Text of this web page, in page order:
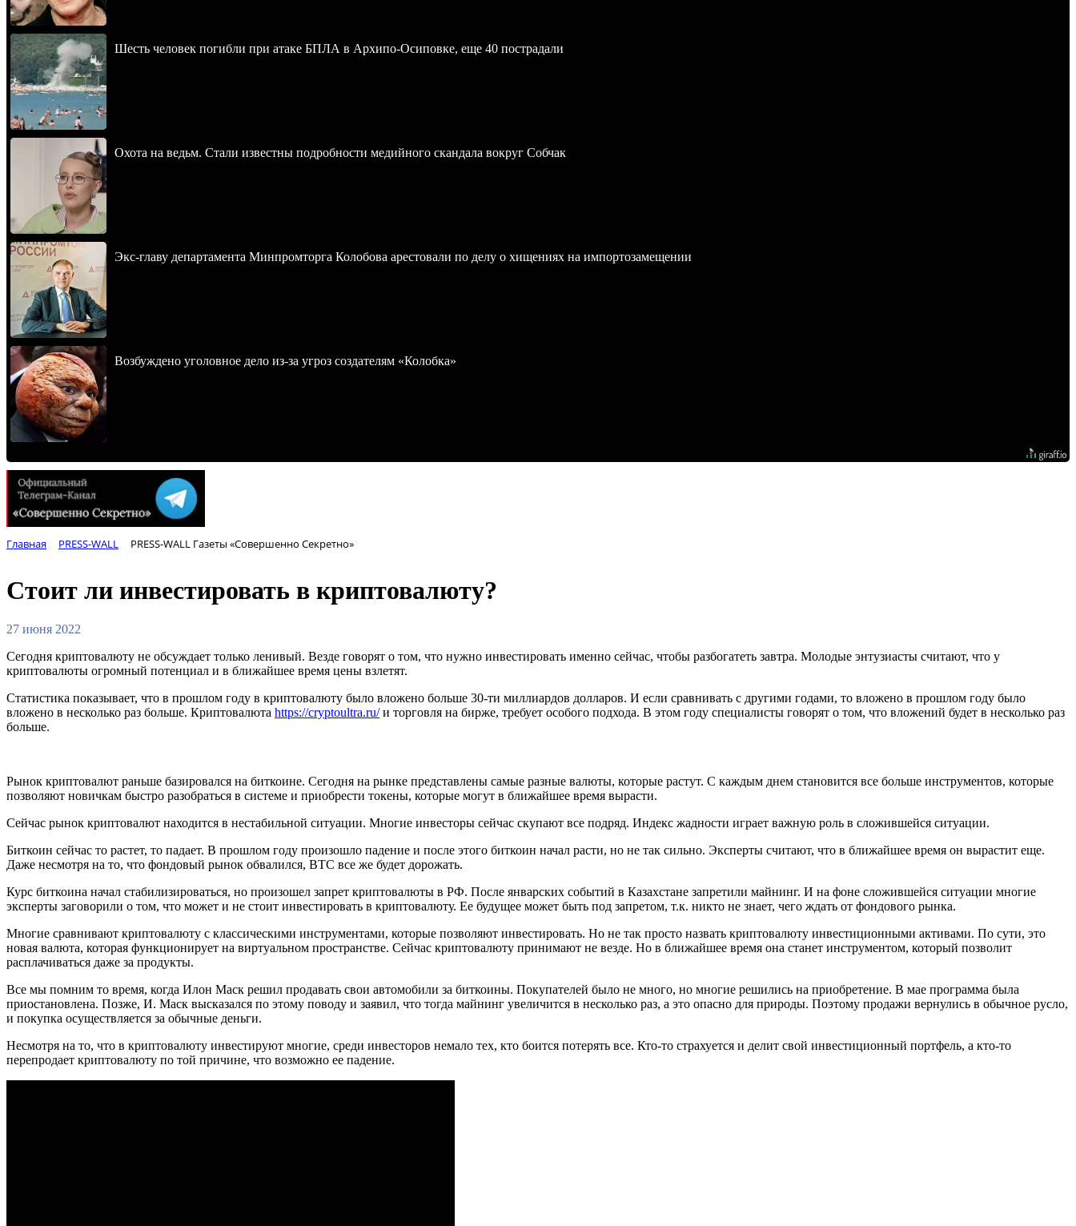
Шесть человек погибли при атаке БПЛА в Архипо-Осиповке, еще 40 пострадали
Охота на ведьм. Стали известны подробности медийного скандала вокруг Собчак
Экс-главу департамента Минпромторга Колобова арестовали по делу о хищениях на импортозамещении
Возбуждено уголовное дело из-за угроз создателям «Колобка»
Главная PRESS-WALL PRESS-WALL Газеты «Совершенно Секретно»
Стоит ли инвестировать в криптовалюту?
27 июня 2022
Сегодня криптовалюту не обсуждает только ленивый. Везде говорят о том, что нужно инвестировать именно сейчас, чтобы разбогатеть завтра. Молодые энтузиасты считают, что у
криптовалюты огромный потенциал и в ближайшее время цены взлетят.
Статистика показывает, что в прошлом году в криптовалюту было вложено больше 30-ти миллиардов долларов. И если сравнивать с другими годами, то вложено в прошлом году было
вложено в несколько раз больше. Криптовалюта https://cryptoultra.ru/и торговля на бирже, требует особого подхода. В этом году специалисты говорят о том, что вложений будет в несколько раз
больше.
Рынок криптовалют раньше базировался на биткоине. Сегодня на рынке представлены самые разные валюты, которые растут. С каждым днем становится все больше инструментов, которые
позволяют новичкам быстро разобраться в системе и приобрести токены, которые могут в ближайшее время вырасти.
Сейчас рынок криптовалют находится в нестабильной ситуации. Многие инвесторы сейчас скупают все подряд. Индекс жадности играет важную роль в сложившейся ситуации.
Биткоин сейчас то растет, то падает. В прошлом году произошло падение и после этого биткоин начал расти, но не так сильно. Эксперты считают, что в ближайшее время он вырастит еще.
Даже несмотря на то, что фондовый рынок обвалился, ВТС все же будет дорожать.
Курс биткоина начал стабилизироваться, но произошел запрет криптовалюты в РФ. После январских событий в Казахстане запретили майнинг. И на фоне сложившейся ситуации многие
эксперты заговорили о том, что может и не стоит инвестировать в криптовалюту. Ее будущее может быть под запретом, т.к. никто не знает, чего ждать от фондового рынка.
Многие сравнивают криптовалюту с классическими инструментами, которые позволяют инвестировать. Но не так просто назвать криптовалюту инвестиционными активами. По сути, это
новая валюта, которая функционирует на виртуальном пространстве. Сейчас криптовалюту принимают не везде. Но в ближайшее время она станет инструментом, который позволит
расплачиваться даже за продукты.
Все мы помним то время, когда Илон Маск решил продавать свои автомобили за биткоины. Покупателей было не много, но многие решились на приобретение. В мае программа была
приостановлена. Позже, И. Маск высказался по этому поводу и заявил, что тогда майнинг увеличится в несколько раз, а это опасно для природы. Поэтому продажи вернулись в обычное русло,
и покупка осуществляется за обычные деньги.
Несмотря на то, что в криптовалюту инвестируют многие, среди инвесторов немало тех, кто боится потерять все. Кто-то страхуется и делит свой инвестиционный портфель, а кто-то
перепродает криптовалюту по той причине, что возможно ее падение.